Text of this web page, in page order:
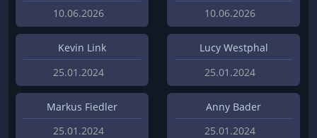
10.06.2026
10.06.2026
Kevin Link
25.01.2024
Lucy Westphal
25.01.2024
Markus Fiedler
25.01.2024
Anny Bader
25.01.2024